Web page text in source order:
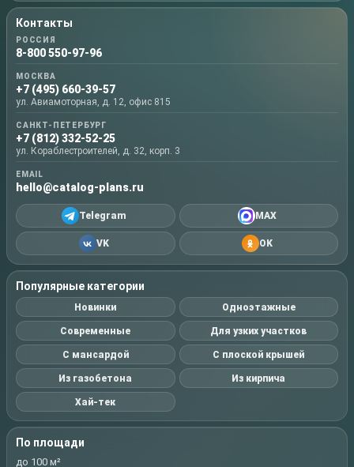
Контакты
РОССИЯ
8-800 550-97-96
МОСКВА
+7 (495) 660-39-57
ул. Авиамоторная, д. 12, офис 815
САНКТ-ПЕТЕРБУРГ
+7 (812) 332-52-25
ул. Кораблестроителей, д. 32, корп. 3
EMAIL
hello@catalog-plans.ru
Telegram MAX
VK OK
Популярные категории
Новинки Одноэтажные
Современные Для узких участков
С мансардой С плоской крышей
Из газобетона Из кирпича
Хай-тек
По площади
до 100 м²